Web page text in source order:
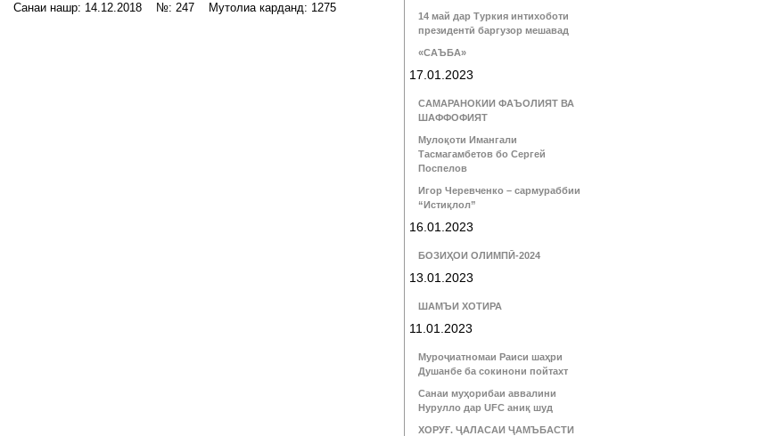
Санаи нашр: 14.12.2018 №: 247 Мутолиа карданд: 1275
14 май дар Туркия интихоботи
президентӣ баргузор мешавад
«САЪБА»
17.01.2023
САМАРАНОКИИ ФАЪОЛИЯТ ВА
ШАФФОФИЯТ
Мулоқоти Имангали
Тасмагамбетов бо Сергей
Поспелов
Игор Черевченко – сармураббии
“Истиқлол”
16.01.2023
БОЗИҲОИ ОЛИМПӢ-2024
13.01.2023
ШАМЪИ ХОТИРА
11.01.2023
Муроҷиатномаи Раиси шаҳри
Душанбе ба сокинони пойтахт
Санаи муҳорибаи аввалини
Нурулло дар UFC аниқ шуд
ХОРУҒ. ҶАЛАСАИ ҶАМЪБАСТИ